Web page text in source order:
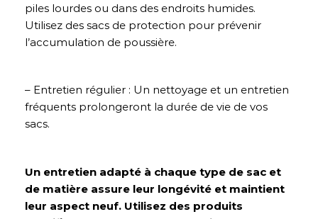
piles lourdes ou dans des endroits humides.
Utilisez des sacs de protection pour prévenir
l’accumulation de poussière.
– Entretien régulier : Un nettoyage et un entretien
fréquents prolongeront la durée de vie de vos
sacs.
Un entretien adapté à chaque type de sac et
de matière assure leur longévité et maintient
leur aspect neuf. Utilisez des produits